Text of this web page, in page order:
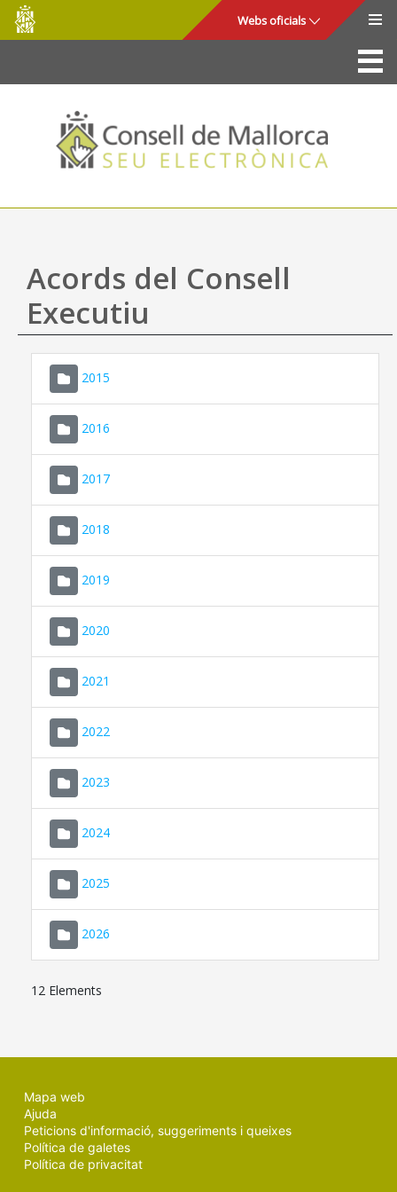
Salta al contingut principal
Consell
de
Mallorca
Webs oficials
La Seu
Consell de Mallorca
Accés i seguretat
Utilitats
Ajuda
Acords del Consell
Executiu
2015
2016
2017
2018
2019
2020
2021
2022
2023
2024
2025
2026
12 Elements
Mapa web
Ajuda
Peticions d'informació, suggeriments i queixes
Política de galetes
Política de privacitat